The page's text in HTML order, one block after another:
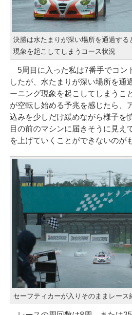
決勝は水たまりが深い場所を通過する
現象を起こしてしまうコース状況
5周目に入った私は7番手でコン
したが、水たまりが深い場所を通
ーニング現象を起こしてしまうこ
が空転し始める予兆を感じたら、
込みを少しだけ緩めながら様子を
目の前のマシンに届きそうに見え
を上げていくことができないのが
セーフティカーが入りそのままレース